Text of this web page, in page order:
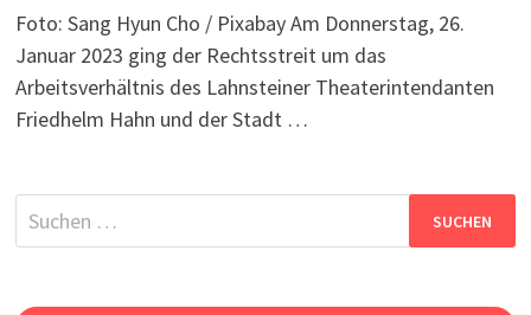
Foto: Sang Hyun Cho / Pixabay Am Donnerstag, 26.
Januar 2023 ging der Rechtsstreit um das
Arbeitsverhältnis des Lahnsteiner Theaterintendanten
Friedhelm Hahn und der Stadt …
Suchen
nach: